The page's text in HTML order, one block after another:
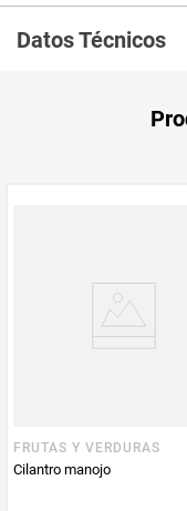
perfumada. Se utiliza
crudo en ensaladas, con
Datos Técnicos
Producto (kg)
FRUTAS Y VERDURAS
Cilantro manojo